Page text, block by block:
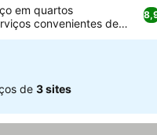
em quartos
convenientes de
aeroporto
de 3 sites